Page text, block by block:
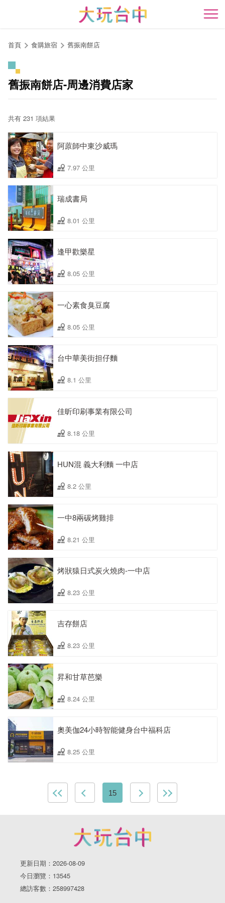
開
首頁 食購旅宿 舊振南餅店
舊振南餅店-周邊消費店家
共有 231 項結果
阿蒝師中東沙威瑪
7.97 公里
瑞成書局
8.01 公里
逢甲歡樂星
8.05 公里
一心素食臭豆腐
8.05 公里
台中華美街担仔麵
8.1 公里
佳昕印刷事業有限公司
8.18 公里
HUN混 義大利麵 一中店
8.2 公里
一中8兩碳烤雞排
8.21 公里
烤狀猿日式炭火燒肉-一中店
8.23 公里
吉存餅店
8.23 公里
昇和甘草芭樂
8.24 公里
奧美伽24小時智能健身台中福科店
8.25 公里
15
更新日期：2026-08-09
今日瀏覽：13545
總訪客數：258997428